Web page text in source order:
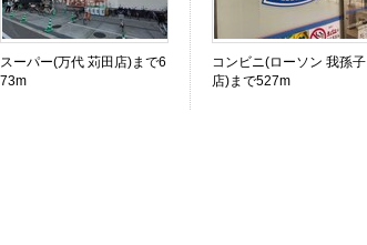
スーパー(万代 苅田店)まで6
73m
コンビニ(ローソン 我孫子
店)まで527m